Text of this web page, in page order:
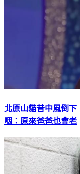
北原山貓昔中風倒
咽：原來爸爸也會老